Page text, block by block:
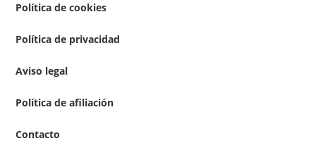
Política de cookies
Política de privacidad
Aviso legal
Política de afiliación
Contacto